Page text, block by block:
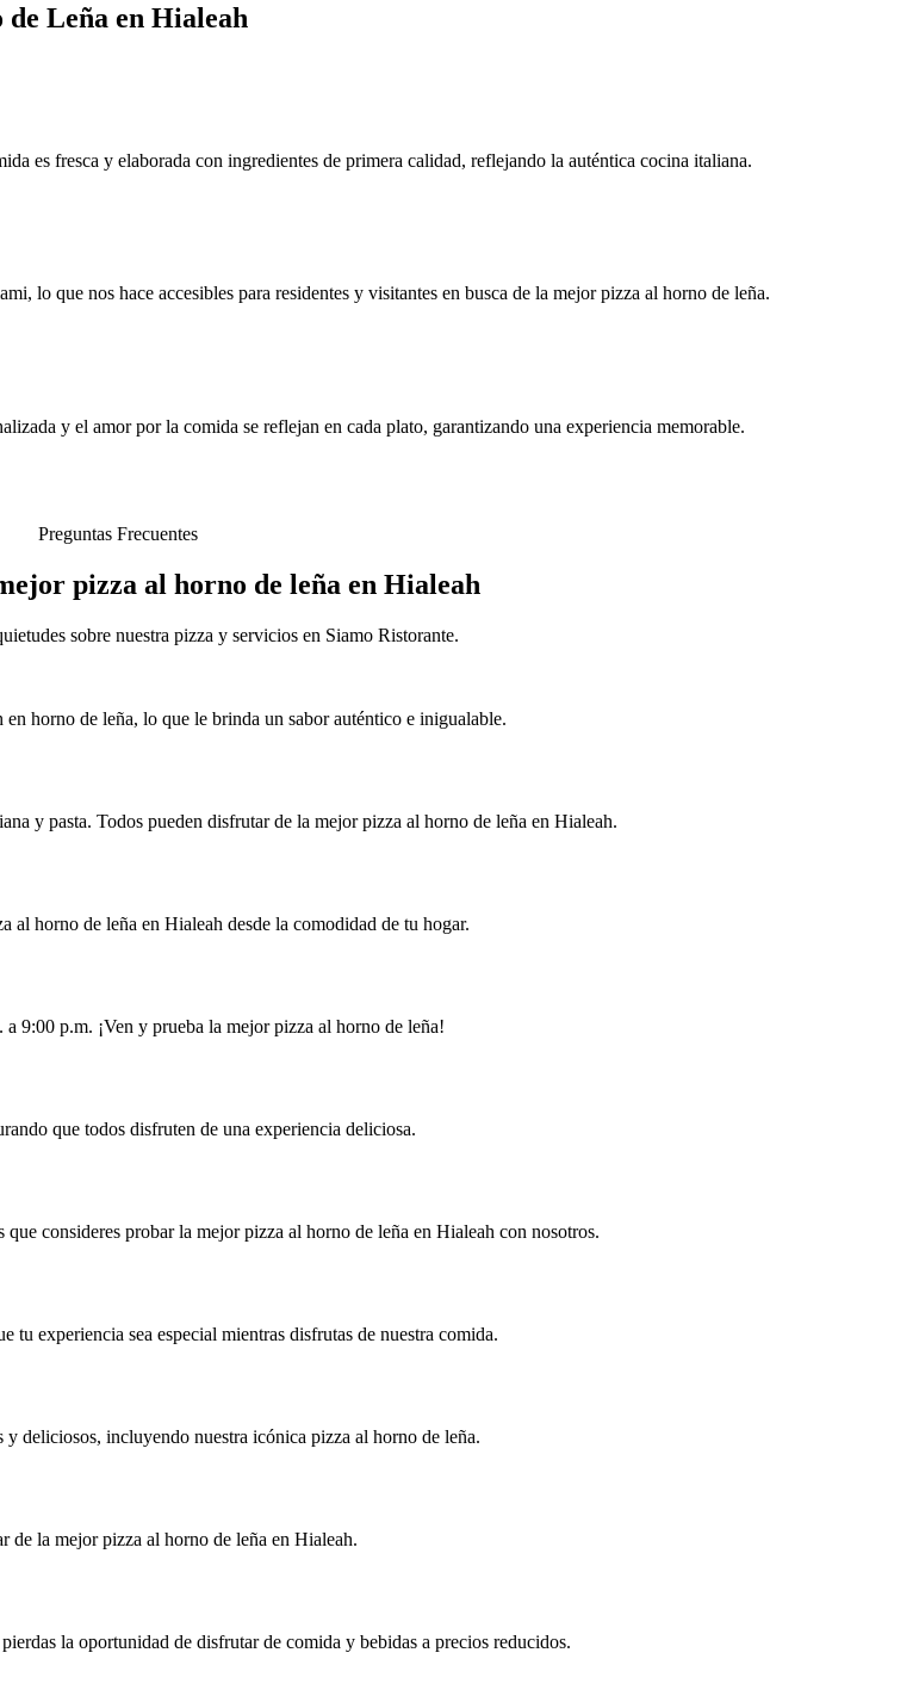
Leña en Hialeah
es fresca y elaborada con ingredientes de primera calidad, reflejando la auténtica cocina italiana.
lo que nos hace accesibles para residentes y visitantes en busca de la mejor pizza al horno de leña.
y el amor por la comida se reflejan en cada plato, garantizando una experiencia memorable.
Preguntas Frecuentes
pizza al horno de leña en Hialeah
sobre nuestra pizza y servicios en Siamo Ristorante.
horno de leña, lo que le brinda un sabor auténtico e inigualable.
y pasta. Todos pueden disfrutar de la mejor pizza al horno de leña en Hialeah.
al horno de leña en Hialeah desde la comodidad de tu hogar.
9:00 p.m. ¡Ven y prueba la mejor pizza al horno de leña!
que todos disfruten de una experiencia deliciosa.
consideres probar la mejor pizza al horno de leña en Hialeah con nosotros.
tu experiencia sea especial mientras disfrutas de nuestra comida.
y deliciosos, incluyendo nuestra icónica pizza al horno de leña.
de la mejor pizza al horno de leña en Hialeah.
la oportunidad de disfrutar de comida y bebidas a precios reducidos.